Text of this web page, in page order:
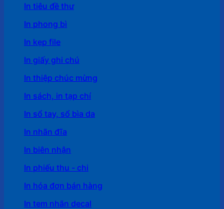
In tiêu đề thư
In phong bì
In kẹp file
In giấy ghi chú
In thiệp chúc mừng
In sách, in tạp chí
In sổ tay, sổ bìa da
In nhãn đĩa
In biên nhận
In phiếu thu - chi
In hóa đơn bán hàng
In tem nhãn decal